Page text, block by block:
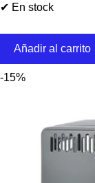
✔ En stock
Añadir al carrito
-15%